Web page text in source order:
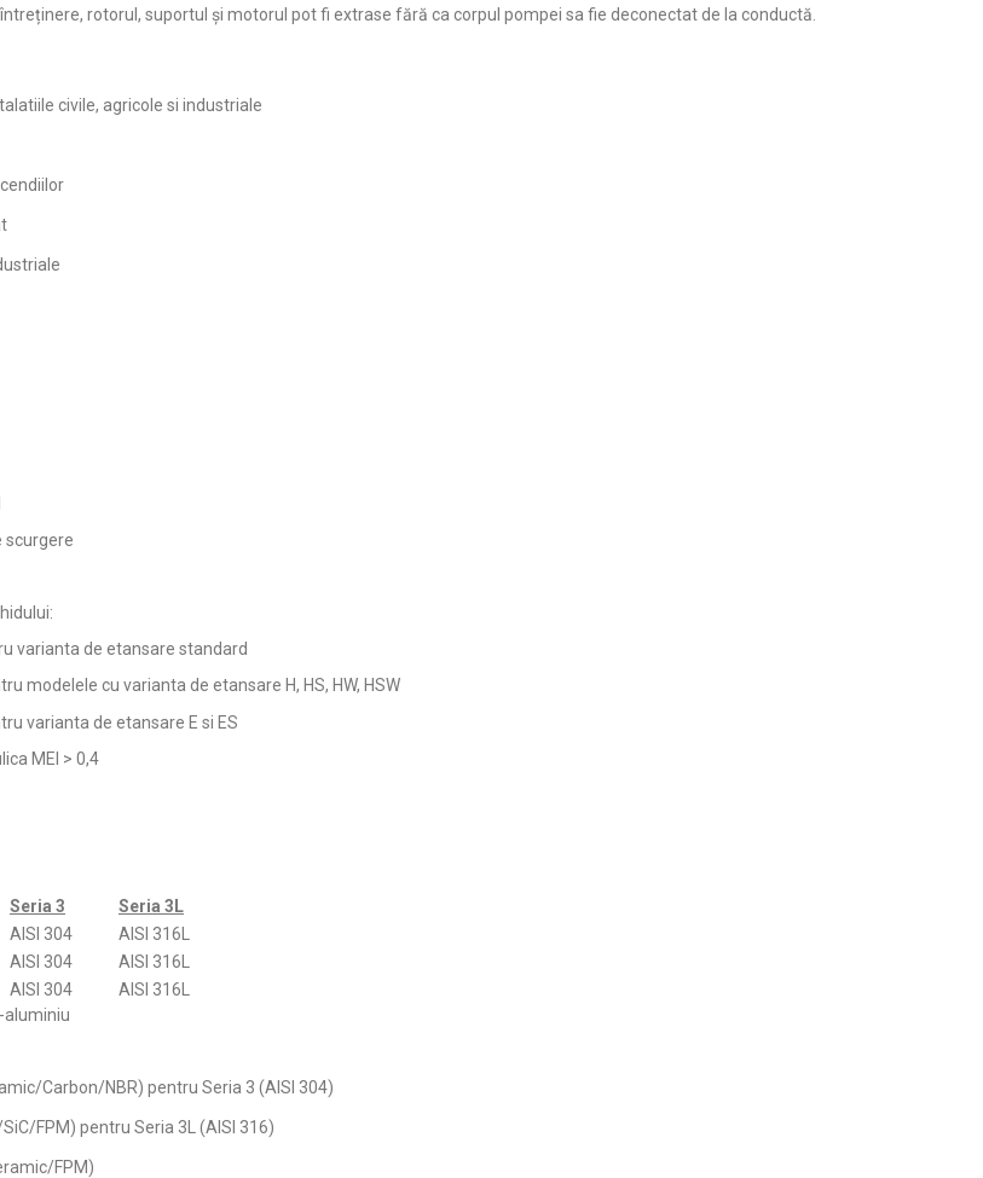
rotorul, suportul și motorul pot fi extrase fără ca corpul pompei sa fie deconectat de la conductă.
civile, agricole si industriale
scurgere
varianta de etansare standard
modelele cu varianta de etansare H, HS, HW, HSW
varianta de etansare E si ES
MEI > 0,4
Seria 3
Seria 3L
AISI 304
AISI 316L
AISI 304
AISI 316L
AISI 304
AISI 316L
Carbon/NBR) pentru Seria 3 (AISI 304)
FPM) pentru Seria 3L (AISI 316)
FPM)